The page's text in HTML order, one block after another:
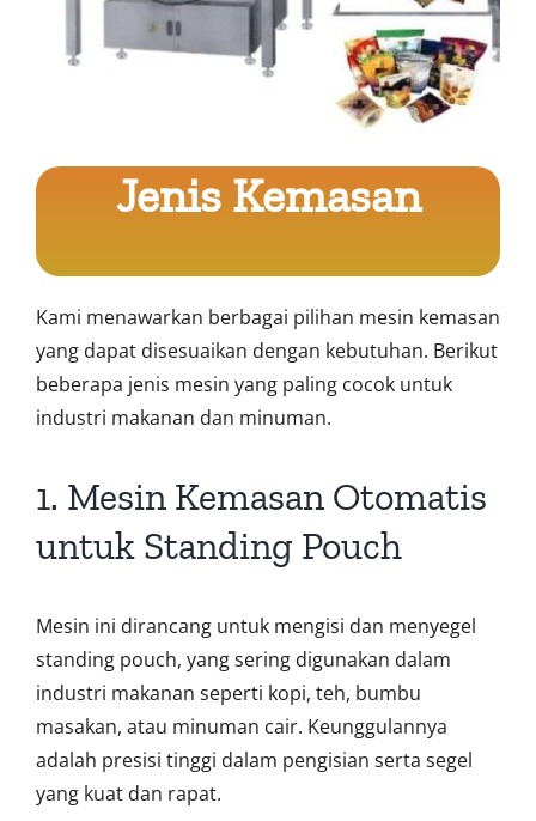
Jenis Kemasan
Kami menawarkan berbagai pilihan mesin kemasan
yang dapat disesuaikan dengan kebutuhan. Berikut
beberapa jenis mesin yang paling cocok untuk
industri makanan dan minuman.
1. Mesin Kemasan Otomatis
untuk Standing Pouch
Mesin ini dirancang untuk mengisi dan menyegel
standing pouch, yang sering digunakan dalam
industri makanan seperti kopi, teh, bumbu
masakan, atau minuman cair. Keunggulannya
adalah presisi tinggi dalam pengisian serta segel
yang kuat dan rapat.